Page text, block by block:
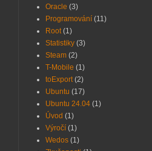
Oracle (3)
Programování (11)
Root (1)
Statistiky (3)
Steam (2)
T-Mobile (1)
toExport (2)
Ubuntu (17)
Ubuntu 24.04 (1)
Úvod (1)
Výročí (1)
Wedos (1)